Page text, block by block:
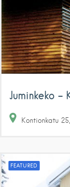
Juminkeko –
Kontionkatu 25
FEATURED